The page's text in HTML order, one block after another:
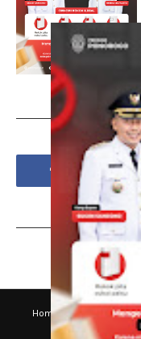
Home Disklaimer
Susunan Redaksi